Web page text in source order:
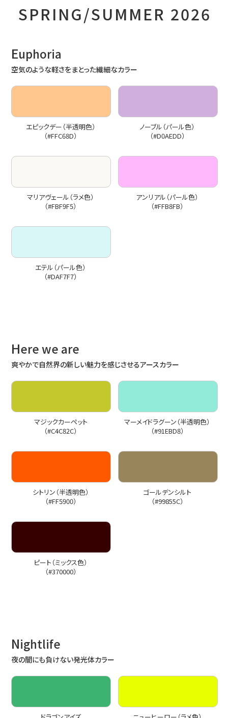
SPRING/SUMMER 2026
Euphoria
空気のような軽さをまとった繊細なカラー
エピックデー（半透明色）
（#FFC68D）
ノーブル（パール色）
（#D0AEDD）
マリアヴェール（ラメ色）
（#FBF9F5）
アンリアル（パール色）
（#FFB8FB）
エテル（パール色）
（#DAF7F7）
Here we are
爽やかで自然界の新しい魅力を感じさせるアースカラー
マジックカーペット
（#C4C82C）
マーメイドラグーン（半透明色）
（#91EBD8）
シトリン（半透明色）
（#FF5900）
ゴールデンシルト
（#99855C）
ピート（ミックス色）
（#370000）
Nightlife
夜の闇にも負けない発光体カラー